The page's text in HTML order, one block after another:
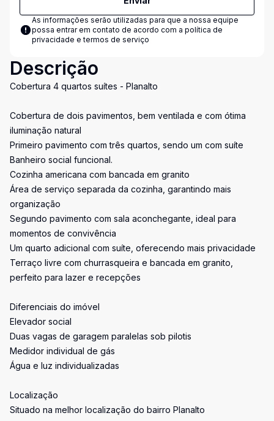
As informações serão utilizadas para que a nossa equipe
possa entrar em contato de acordo com a política de
privacidade e termos de serviço
Descrição
Cobertura 4 quartos suítes - Planalto
Cobertura de dois pavimentos, bem ventilada e com ótima
iluminação natural
Primeiro pavimento com três quartos, sendo um com suíte
Banheiro social funcional.
Cozinha americana com bancada em granito
Área de serviço separada da cozinha, garantindo mais
organização
Segundo pavimento com sala aconchegante, ideal para
momentos de convivência
Um quarto adicional com suíte, oferecendo mais privacidade
Terraço livre com churrasqueira e bancada em granito,
perfeito para lazer e recepções
Diferenciais do imóvel
Elevador social
Duas vagas de garagem paralelas sob pilotis
Medidor individual de gás
Água e luz individualizadas
Localização
Situado na melhor localização do bairro Planalto